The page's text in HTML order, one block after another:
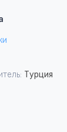
Турция